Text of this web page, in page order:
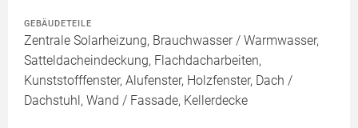
GEBÄUDETEILE
Zentrale Solarheizung, Brauchwasser / Warmwasser,
Satteldacheindeckung, Flachdacharbeiten,
Kunststofffenster, Alufenster, Holzfenster, Dach /
Dachstuhl, Wand / Fassade, Kellerdecke